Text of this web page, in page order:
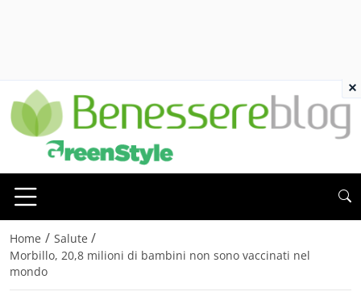
Home / Salute /
Morbillo, 20,8 milioni di bambini non sono vaccinati nel
mondo
×